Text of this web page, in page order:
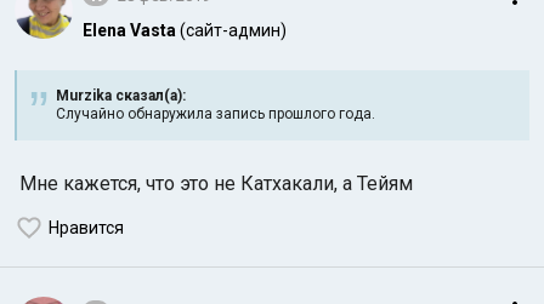
Elena Vasta (сайт-админ)
Murzika сказал(а):
Случайно обнаружила запись прошлого года.
Мне кажется, что это не Катхакали, а Тейям
Нравится